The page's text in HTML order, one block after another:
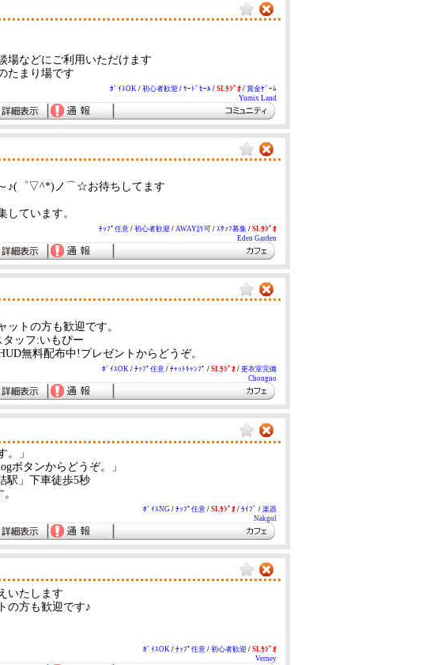
場などにご利用いただけます
たまり場です
ﾎﾞｲｽOK / 初心者歓迎 / ﾔｰﾄﾞｾｰﾙ / SLﾗｼﾞｵ / 賞金ｹﾞｰﾑ
Yumix Land
～♪(゜▽^*)ノ⌒☆お待ちしてます
しています。
ﾁｯﾌﾟ任意 / 初心者歓迎 / AWAY許可 / ｽﾀｯﾌ募集 / SLﾗｼﾞｵ
Eden Garden
トの方も歓迎です。
ッフ:いもぴー
無料配布中!プレゼントからどうぞ。
ﾎﾞｲｽOK / ﾁｯﾌﾟ任意 / ﾁｬｯﾄｷｬﾝﾌﾟ / SLﾗｼﾞｵ / 更衣室完備
Chongno
。」
HP/blogボタンからどうぞ。」
駅」下車徒歩5秒
ﾎﾞｲｽNG / ﾁｯﾌﾟ任意 / SLﾗｼﾞｵ / ﾗｲﾌﾞ / 楽器
Nakgol
いたします
の方も歓迎です♪
ﾎﾞｲｽOK / ﾁｯﾌﾟ任意 / 初心者歓迎 / SLﾗｼﾞｵ
Verney